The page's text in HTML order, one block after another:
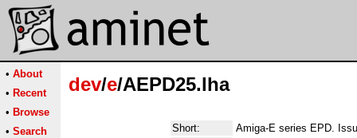
• About
• Recent
• Browse
• Search
dev/e/AEPD25.lha
Short:
Amiga-E series EPD.